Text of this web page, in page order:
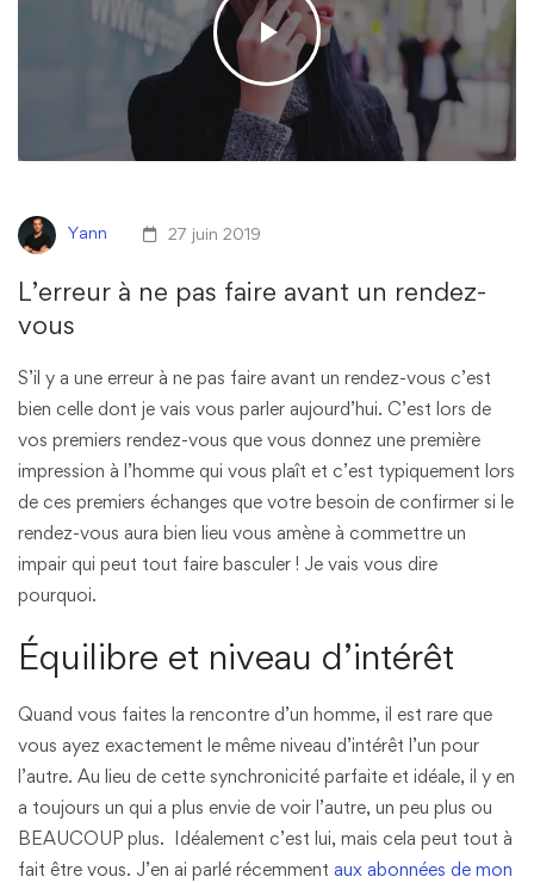
Yann 27 juin 2019
L’erreur à ne pas faire avant un rendez-
vous
S’il y a une erreur à ne pas faire avant un rendez-vous c’est
bien celle dont je vais vous parler aujourd’hui. C’est lors de
vos premiers rendez-vous que vous donnez une première
impression à l’homme qui vous plaît et c’est typiquement lors
de ces premiers échanges que votre besoin de confirmer si le
rendez-vous aura bien lieu vous amène à commettre un
impair qui peut tout faire basculer ! Je vais vous dire
pourquoi.
Équilibre et niveau d’intérêt
Quand vous faites la rencontre d’un homme, il est rare que
vous ayez exactement le même niveau d’intérêt l’un pour
l’autre. Au lieu de cette synchronicité parfaite et idéale, il y en
a toujours un qui a plus envie de voir l’autre, un peu plus ou
BEAUCOUP plus. Idéalement c’est lui, mais cela peut tout à
fait être vous. J’en ai parlé récemment aux abonnées de mon